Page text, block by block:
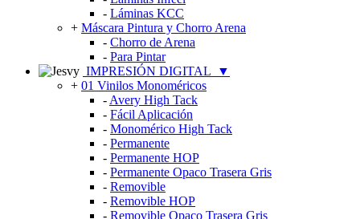
- Láminas KCC
+ Máscara Pintura y Chorro Arena
- Chorro de Arena
- Para Pintar
IMPRESIÓN DIGITAL
▼
+ 01 Vinilos Monoméricos
- Avery High Tack
- Fácil Aplicación
- Monomérico High Tack
- Permanente
- Permanente HOP
- Permanente Opaco Trasera Gris
- Removible
- Removible HOP
- Removible Opaco Trasera Gris